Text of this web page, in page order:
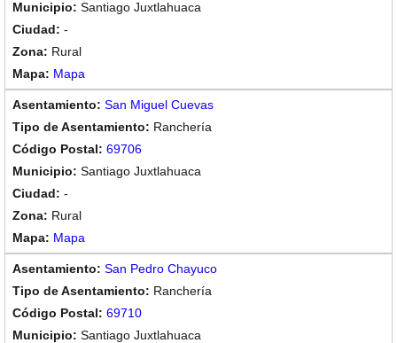
Santiago Juxtlahuaca
-
Rural
Mapa
San Miguel Cuevas
Ranchería
69706
Santiago Juxtlahuaca
-
Rural
Mapa
San Pedro Chayuco
Ranchería
69710
Santiago Juxtlahuaca